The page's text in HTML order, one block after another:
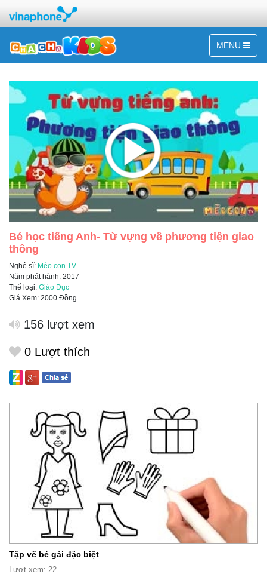
MENU
Bé học tiếng Anh- Từ vựng về phương tiện giao
thông
Nghệ sĩ: Mèo con TV
Năm phát hành: 2017
Thể loại: Giáo Dục
Giá Xem: 2000 Đồng
156 lượt xem
0 Lượt thích
Tập vẽ bé gái đặc biệt
Lượt xem: 22